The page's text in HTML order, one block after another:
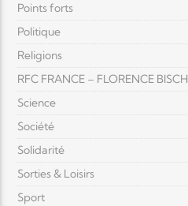
Points forts
Politique
Religions
RFC FRANCE – FLORENCE BISCH
Science
Société
Solidarité
Sorties & Loisirs
Sport